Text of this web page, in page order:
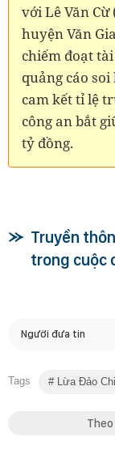
với Lê Văn
huyện Văn
chiếm đoạt
quảng cáo
cam kết tỉ lệ
công an bắt
tỷ đồng.
Truyền
trong cuộc
Người đưa tin
Tags Lừa Đảo